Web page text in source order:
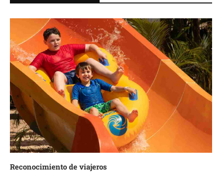
Reconocimiento de viajeros